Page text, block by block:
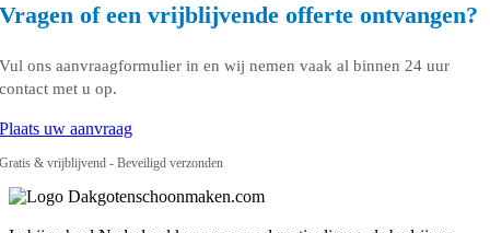
Vragen of een vrijblijvende offerte ontvangen?
Vul ons aanvraagformulier in en wij nemen vaak al binnen 24 uur
contact met u op.
Plaats uw aanvraag
Gratis & vrijblijvend - Beveiligd verzonden